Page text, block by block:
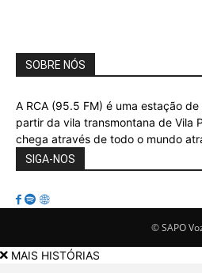
SOBRE NÓS
A RCA (95.5 FM) é uma estação
partir da vila transmontana de Vila
chega através de todo o mundo
SIGA-NOS
© SAPO
MAIS HISTÓRIAS